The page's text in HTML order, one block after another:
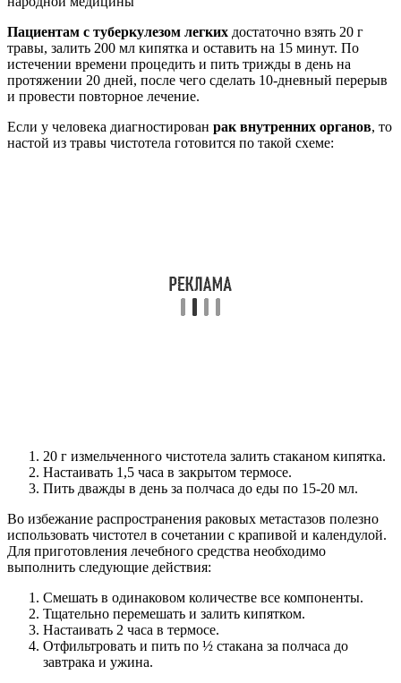
Пациентам с туберкулезом легких достаточно взять 20 г
травы, залить 200 мл кипятка и оставить на 15 минут. По
истечении времени процедить и пить трижды в день на
протяжении 20 дней, после чего сделать 10-дневный перерыв
и провести повторное лечение.
Если у человека диагностирован рак внутренних органов, то
настой из травы чистотела готовится по такой схеме:
20 г измельченного чистотела залить стаканом кипятка.
Настаивать 1,5 часа в закрытом термосе.
Пить дважды в день за полчаса до еды по 15-20 мл.
Во избежание распространения раковых метастазов полезно
использовать чистотел в сочетании с крапивой и календулой.
Для приготовления лечебного средства необходимо
выполнить следующие действия:
Смешать в одинаковом количестве все компоненты.
Тщательно перемешать и залить кипятком.
Настаивать 2 часа в термосе.
Отфильтровать и пить по ½ стакана за полчаса до
завтрака и ужина.